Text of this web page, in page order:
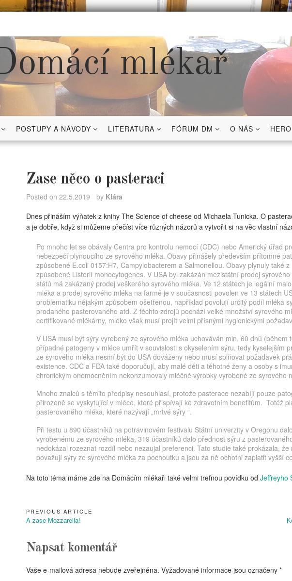
mlékař
POSTUPY A NÁVODY LITERATURA FÓRUM DM O NÁS
Zase něco o pasteraci
Posted on 22.5.2019 by Klára
Dnes přináším výňatek z knihy The Science of cheese od Michaela Tunicka. O
a je dobře, když si můžeme přečíst více různých názorů a vytvořit si na věc vlastní
Po mnoho let se obávaly Centra pro kontrolu nemocí (CDC) nebo Americký úřad
nebezpečí plynoucího ze syrového mléka. Obavy přinášely především přítomné
způsobené E.coli 0157:H7, Campylobacterem a Salmonellou. Obavy plynuly také
způsobené Listerií monocytogenes. V USA byl zakázán mezistátní prodej
států má zakázaný prodej veškerého syrového mléka. Ve 12 státech je legální
mléka a prodej syrového mléka na farmě je v současnosti povolen ve 13 státech
problematiku nějakým způsobem ošetřenou, například povolují určitý podíl mléka
prodaného pasterovaného atd. Z těchto zdrojů pochází velké množství syrového
certifikované mlékárny, mléko však musí projít velmi přísnými hygienickými
V USA musí být sýry vyrobený ze syrového mléka uchováván min. 60 dnů (během
případné patogeny v mléce umřít v souvislosti s okyselením sýru, tedy kyselejším
ze syrového mléka nesmí být do USA dováženy nebo musí splňovat požadavek
existence. CDC a FDA také doporučují, aby malé děti a těhotné ženy a osoby s
chronickým onemocněním nekonzumovaly mléčné výrobky vyrobené ze syrového
Mnoho znalců s těmito předpisy nesouhlasí, protože pasterace nezabíjí pouze
přirozeně se vyskytující v mléce, které přispívají ke zdravotním benefitům. Totéž
pasterovaného mléka, které nazývají „mrtvé sýry “.
Při testu u 890 účastníků na potravinovém festivalu Státní univerzity v Oregonu
vyrobenému ze syrového mléka, 319 účastníků dalo přednost sýru z
nedokázal rozeznat rozdíl nebo nezaujal preferenci. Tato studie také prokázala,
považují sýry ze syrového mléka za pochoutku a jsou za ně ochotni zaplatit vyšší
Na toto téma máme zde na Domácím mlékaři také velmi trefnou povídku od Jeffreyho
Navigace
příspěvek
PREVIOUS ARTICLE
Previous
A zase Mozzarella!
Napsat komentář
Vaše e-mailová adresa nebude zveřejněna. Vyžadované informace jsou označeny *